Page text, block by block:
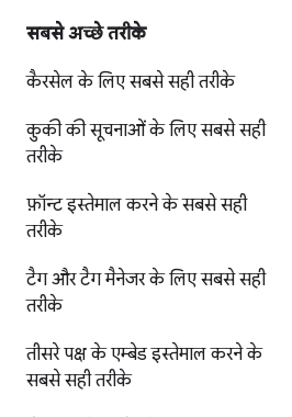
सबसे अच्छे तरीके
कैरसेल के लिए सबसे सही तरीके
कुकी की सूचनाओं के लिए सबसे सही
तरीके
फ़ॉन्ट इस्तेमाल करने के सबसे सही
तरीके
टैग और टैग मैनेजर के लिए सबसे सही
तरीके
तीसरे पक्ष के एम्बेड इस्तेमाल करने के
सबसे सही तरीके